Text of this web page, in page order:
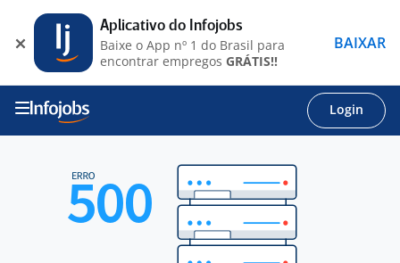
Login
Aplicativo do Infojobs
Baixe o App nº 1 do Brasil para
encontrar empregos GRÁTIS!!
BAIXAR